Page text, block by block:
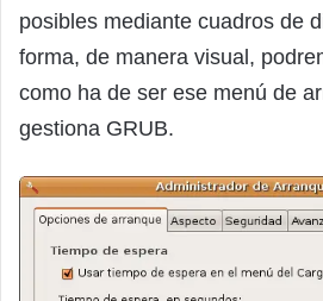
posibles mediante cuadros de
forma, de manera visual,
como ha de ser ese menú de
gestiona GRUB.